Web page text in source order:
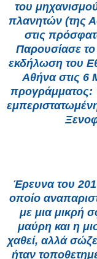
του
πλανητών (της
στις
Παρουσίασε
εκδήλωση του
Αθήνα στις 6
προγράμματος:
Έρευνα του
οποίο
με μια μικρή
μαύρη και η
χαθεί, αλλά
ήταν